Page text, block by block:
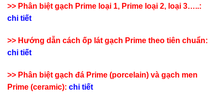
>> Phân biệt gạch Prime loại 1, Prime loại 2, loại 3…..:
chi tiết
>> Hướng dẫn cách ốp lát gạch Prime theo tiên chuẩn:
chi tiết
>> Phân biệt gạch đá Prime (porcelain) và gạch men
Prime (ceramic): chi tiết